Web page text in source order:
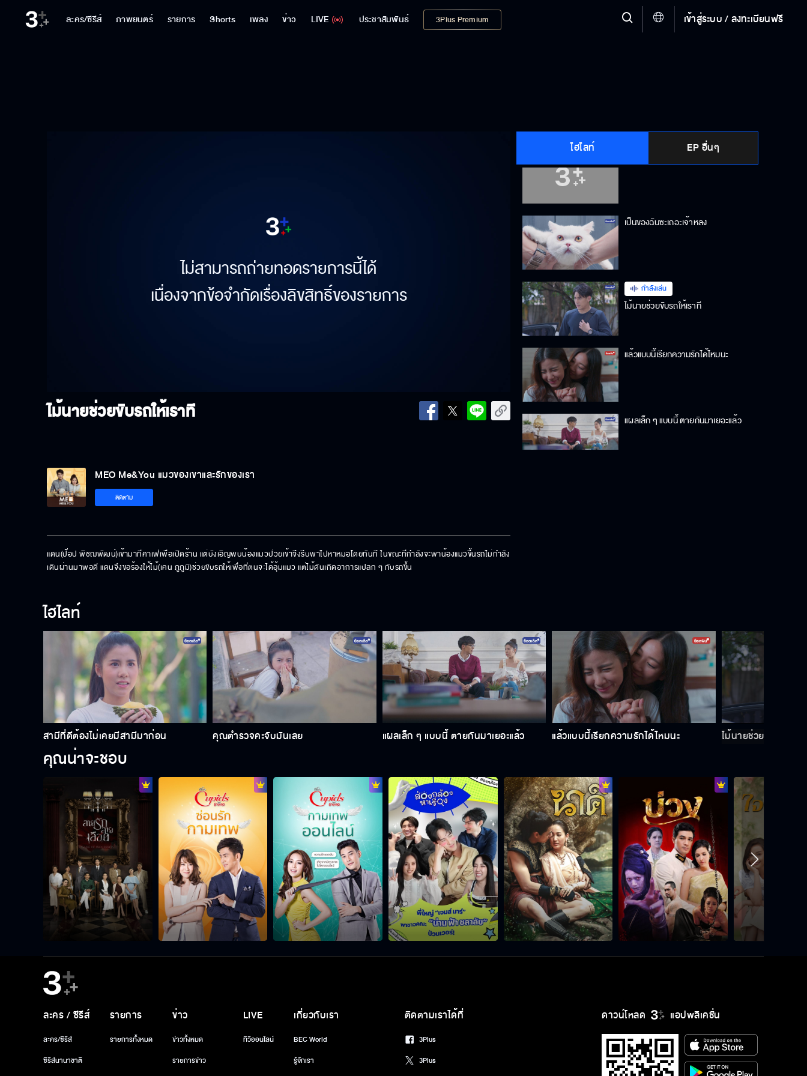
ละคร/ซีรีส์ ภาพยนตร์ รายการ Shorts เพลง ข่าว LIVE ประชาสัมพันธ์ 3Plus Premium เข้าสู่ระบบ / ลงทะเบียนฟรี
ไม่สามารถถ่ายทอดรายการนี้ได้
เนื่องจากข้อจำกัดเรื่องลิขสิทธิ์ของรายการ
ไม้นายช่วยขับรถให้เราที
ไฮไลท์ EP อื่นๆ
ระวังหน่อยสิ
มองอะไร ไม่เคยเห็นคนหล่อเหรอ
เป็นของฉันซะเถอะเจ้าหลง
กำลังเล่น
ไม้นายช่วยขับรถให้เราที
แล้วแบบนี้เรียกความรักได้ไหมนะ
แผลเล็ก ๆ แบบนี้ ตายกันมาเยอะแล้ว
MEO Me&You แมวของเขาและรักของเรา
ติดตาม
แดน(ป๊อป พิชฌพัฒน์)เข้ามาที่คาเฟ่เพื่อเปิดร้าน แต่บังเอิญพบน้องแมวป่วยเข้าจึงรีบพาไปหาหมอโดยทันที ในขณะที่กำลังจะพาน้องแมวขึ้นรถไม่กำลัง
เดินผ่านมาพอดี แดนจึงขอร้องให้ไม้(เคน ภูภูมิ)ช่วยขับรถให้เพื่อที่ตนจะได้อุ้มแมว แต่ไม้ดันเกิดอาการแปลก ๆ กับรถขึ้น
ไฮไลท์
สามีที่ดีต้องไม่เคยมีสามีมาก่อน คุณตำรวจคะจับมันเลย แผลเล็ก ๆ แบบนี้ ตายกันมาเยอะแล้ว แล้วแบบนี้เรียกความรักได้ไหมนะ ไม้นายช่วยขับรถให้เ
คุณน่าจะชอบ
ดาวน์โหลด แอปพลิเคชั่น
ละคร / ซีรีส์
ละคร/ซีรีส์
ซีรีส์นานาชาติ
รายการ
รายการทั้งหมด
ข่าว
ข่าวทั้งหมด
รายการข่าว
LIVE
ทีวีออนไลน์
เกี่ยวกับเรา
BEC World
รู้จักเรา
ติดตามเราได้ที่
3Plus
3Plus